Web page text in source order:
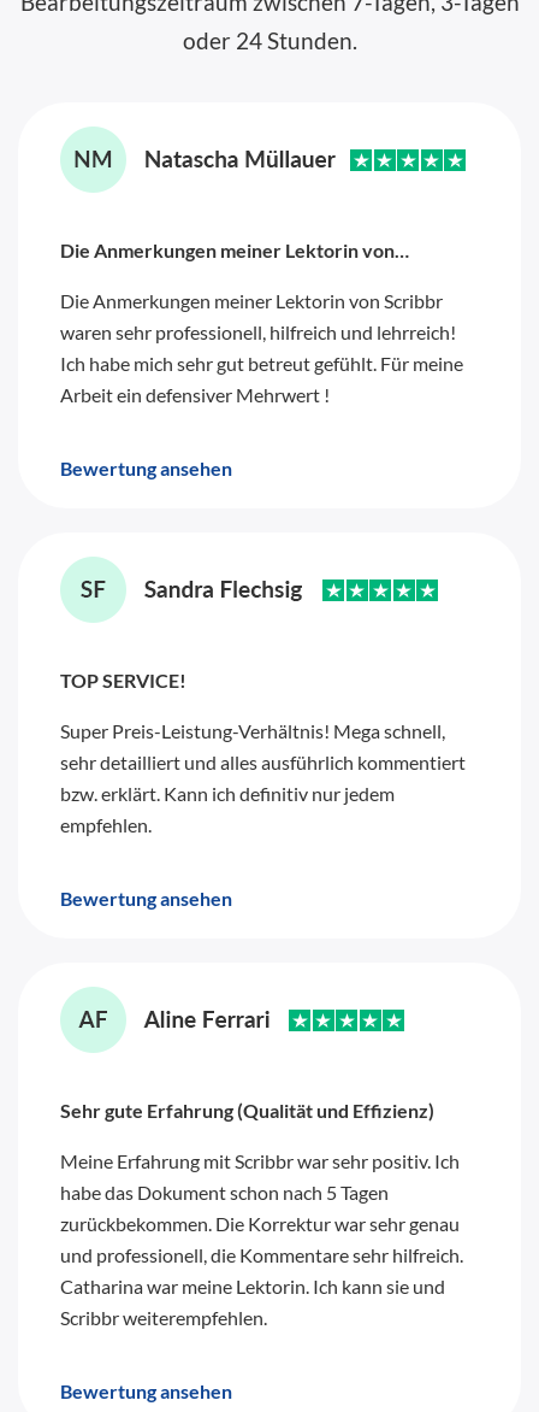
oder 24 Stunden.
Die Anmerkungen meiner Lektorin von…
Die Anmerkungen meiner Lektorin von Scribbr
waren sehr professionell, hilfreich und lehrreich!
Ich habe mich sehr gut betreut gefühlt. Für meine
Arbeit ein defensiver Mehrwert !
Bewertung ansehen
TOP SERVICE!
Super Preis-Leistung-Verhältnis! Mega schnell,
sehr detailliert und alles ausführlich kommentiert
bzw. erklärt. Kann ich definitiv nur jedem
empfehlen.
Bewertung ansehen
Sehr gute Erfahrung (Qualität und Effizienz)
Meine Erfahrung mit Scribbr war sehr positiv. Ich
habe das Dokument schon nach 5 Tagen
zurückbekommen. Die Korrektur war sehr genau
und professionell, die Kommentare sehr hilfreich.
Catharina war meine Lektorin. Ich kann sie und
Scribbr weiterempfehlen.
Bewertung ansehen